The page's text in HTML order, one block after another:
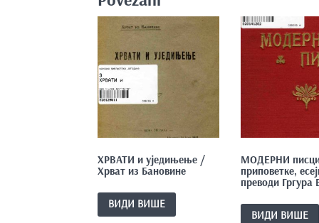
ХРВАТИ и уједињење /
Хрват из Бановине
ВИДИ ВИШЕ
МОДЕРНИ
приповетке,
преводи Гргура
ВИДИ ВИШЕ